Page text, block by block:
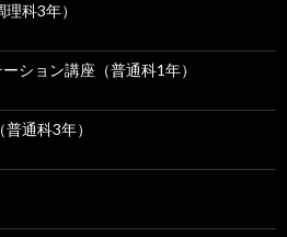
科3年）
ション講座（普通科1年）
通科3年）